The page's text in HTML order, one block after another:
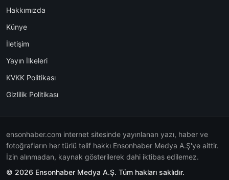
Hakkımızda
Künye
İletişim
Yayın İlkeleri
KVKK Politikası
Gizlilik Politikası
ensonhaber.com internet sitesinde yayınlanan yazı, haber ve
fotoğrafların her türlü telif hakkı Ensonhaber Medya A.Ş'ye aittir.
İzin alınmadan, kaynak gösterilerek dahi iktibas edilemez.
© 2026 Ensonhaber Medya A.Ş. Tüm hakları saklıdır.